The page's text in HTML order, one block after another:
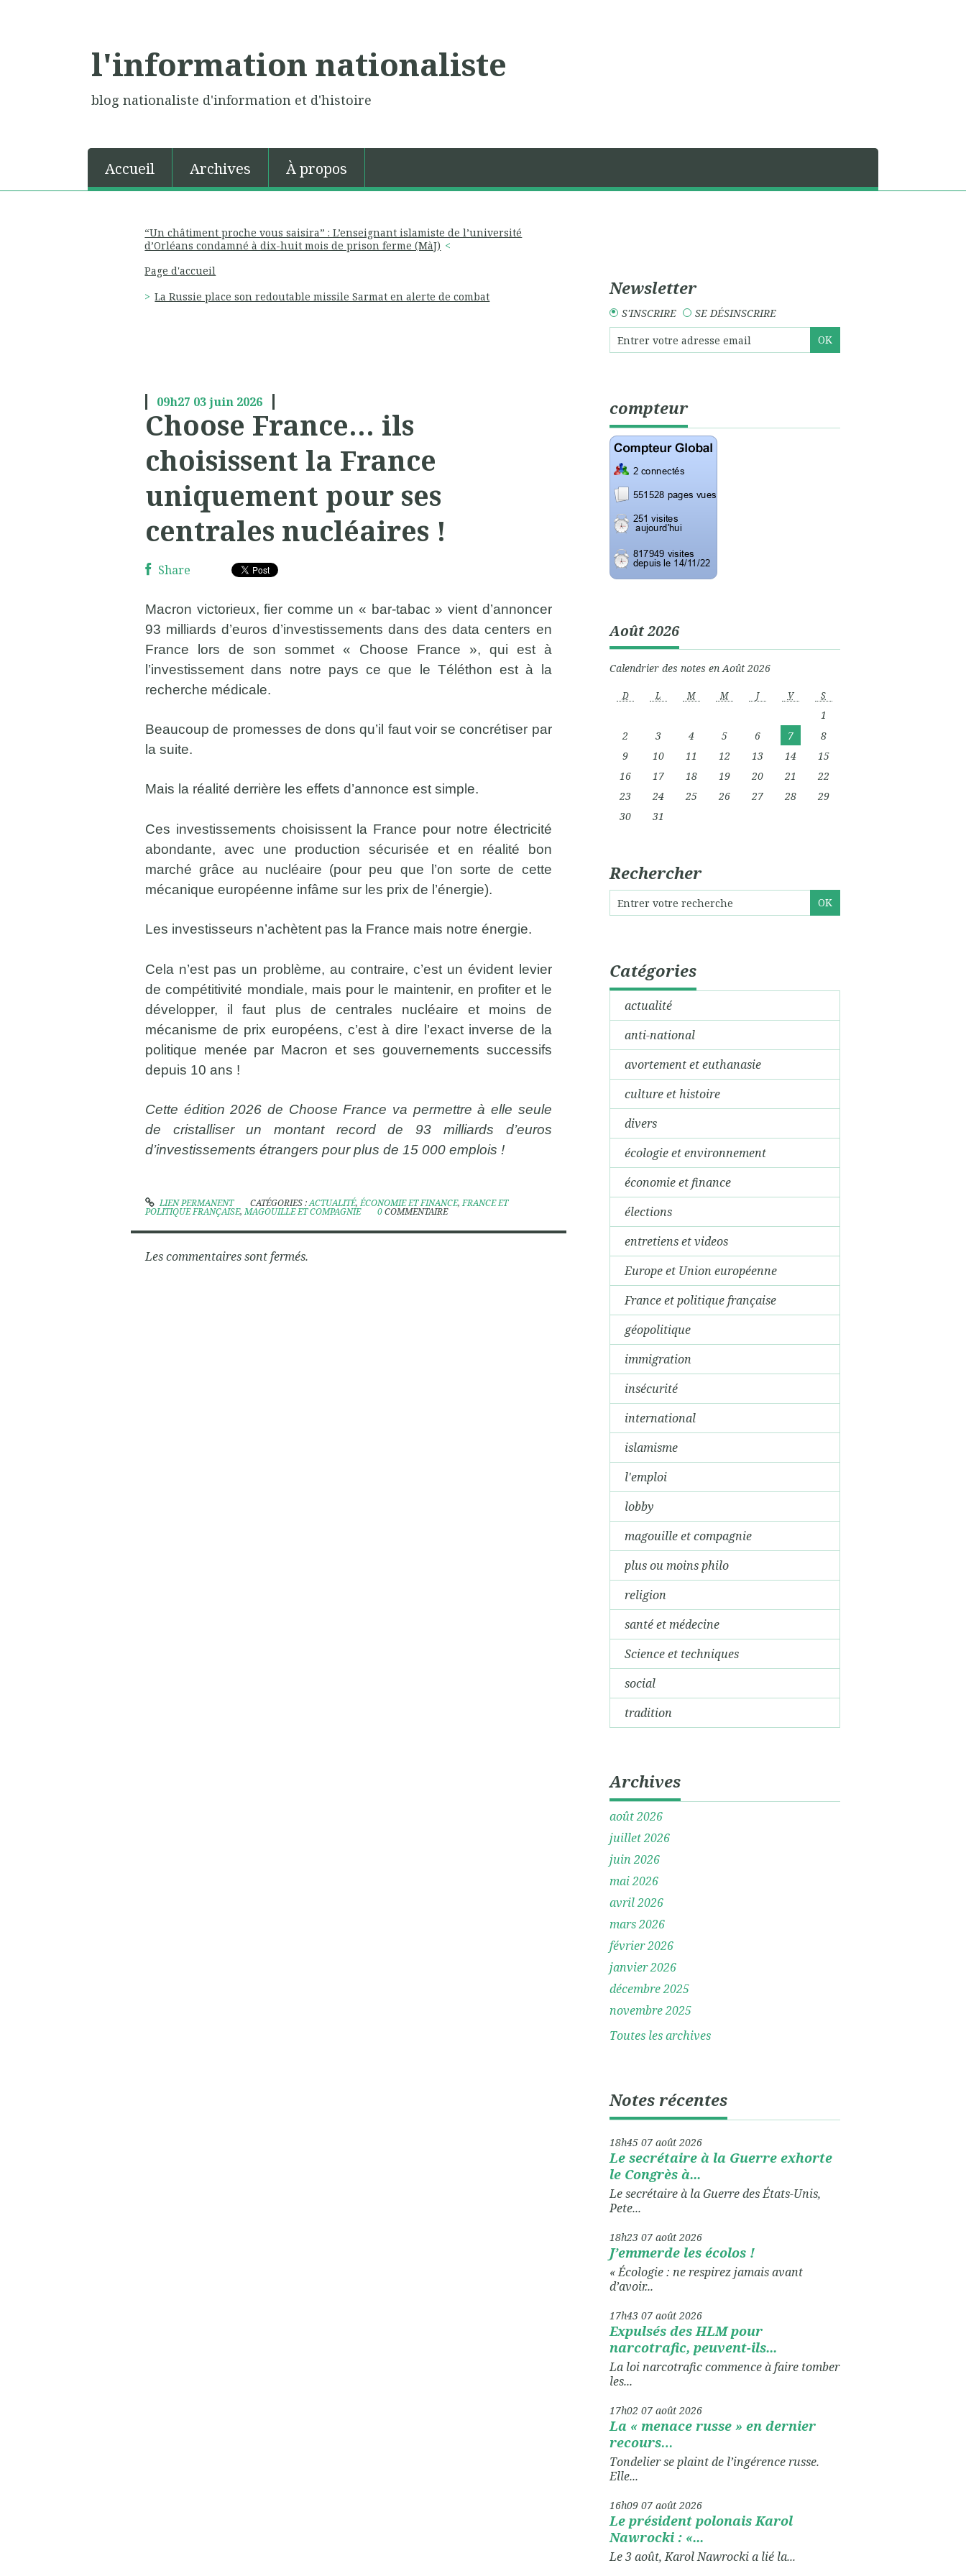
l'information nationaliste
blog nationaliste d'information et d'histoire
Accueil Archives À propos
“Un châtiment proche vous saisira” : L’enseignant islamiste de l’université
d’Orléans condamné à dix-huit mois de prison ferme (MàJ)
Page d'accueil
La Russie place son redoutable missile Sarmat en alerte de combat
09h27 03juin 2026
Choose France… ils
choisissent la France
uniquement pour ses
centrales nucléaires !
Share
Macron victorieux, fier comme un « bar-tabac » vient d’annoncer
93 milliards d’euros d’investissements dans des data centers en
France lors de son sommet « Choose France », qui est à
l’investissement dans notre pays ce que le Téléthon est à la
recherche médicale.
Beaucoup de promesses de dons qu’il faut voir se concrétiser par
la suite.
Mais la réalité derrière les effets d’annonce est simple.
Ces investissements choisissent la France pour notre électricité
abondante, avec une production sécurisée et en réalité bon
marché grâce au nucléaire (pour peu que l’on sorte de cette
mécanique européenne infâme sur les prix de l’énergie).
Les investisseurs n’achètent pas la France mais notre énergie.
Cela n’est pas un problème, au contraire, c’est un évident levier
de compétitivité mondiale, mais pour le maintenir, en profiter et le
développer, il faut plus de centrales nucléaire et moins de
mécanisme de prix européens, c’est à dire l’exact inverse de la
politique menée par Macron et ses gouvernements successifs
depuis 10 ans !
Cette édition 2026 de Choose France va permettre à elle seule
de cristalliser un montant record de 93 milliards d’euros
d’investissements étrangers pour plus de 15 000 emplois !
LIEN PERMANENT CATÉGORIES :ACTUALITÉ,ÉCONOMIE ET FINANCE,FRANCE ET
POLITIQUE FRANÇAISE,MAGOUILLE ET COMPAGNIE 0COMMENTAIRE
Les commentaires sont fermés.
Newsletter
S'INSCRIRE SE DÉSINSCRIRE
compteur
Août 2026
Calendrier des notes en Août 2026
D L M M J V S
1
2
3 4 5 6 7
8
9
10 11 12 13 14
15
16
17 18 19 20 21
22
23
24 25 26 27 28
29
30
31
Rechercher
Catégories
actualité
anti-national
avortement et euthanasie
culture et histoire
divers
écologie et environnement
économie et finance
élections
entretiens et videos
Europe et Union européenne
France et politique française
géopolitique
immigration
insécurité
international
islamisme
l'emploi
lobby
magouille et compagnie
plus ou moins philo
religion
santé et médecine
Science et techniques
social
tradition
Archives
août 2026
juillet 2026
juin 2026
mai 2026
avril 2026
mars 2026
février 2026
janvier 2026
décembre 2025
novembre 2025
Toutes les archives
Notes récentes
18h45 07 août 2026
Le secrétaire à la Guerre exhorte
le Congrès à...
Le secrétaire à la Guerre des États-Unis,
Pete...
18h23 07 août 2026
J’emmerde les écolos !
« Écologie : ne respirez jamais avant
d’avoir...
17h43 07 août 2026
Expulsés des HLM pour
narcotrafic, peuvent-ils...
La loi narcotrafic commence à faire tomber
les...
17h02 07 août 2026
La « menace russe » en dernier
recours…
Tondelier se plaint de l’ingérence russe.
Elle...
16h09 07 août 2026
Le président polonais Karol
Nawrocki : «...
Le 3 août, Karol Nawrocki a lié la...